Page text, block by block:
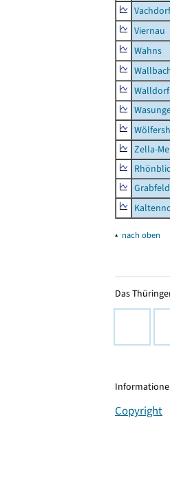
Vachdorf
Viernau
Wahns
Walldorf
Zella-
Grabfeld
▴ nach oben
Das
Copyright